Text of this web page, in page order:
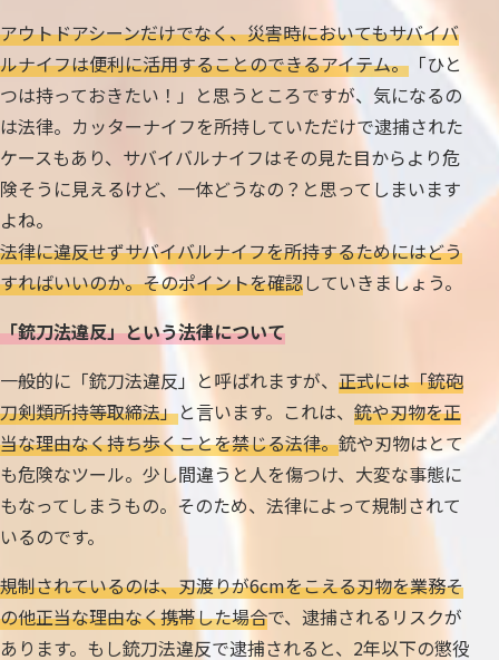
アウトドアシーンだけでなく、災害時においてもサバイバ
ルナイフは便利に活用することのできるアイテム。 「ひと
つは持っておきたい！」と思うところですが、気になるの
は法律。カッターナイフを所持していただけで逮捕された
ケースもあり、サバイバルナイフはその見た目からより危
険そうに見えるけど、一体どうなの？と思ってしまいます
よね。
法律に違反せずサバイバルナイフを所持するためにはどう
すればいいのか。そのポイントを確認していきましょう。
「銃刀法違反」という法律について
一般的に「銃刀法違反」と呼ばれますが、 正式には「銃砲
刀剣類所持等取締法」と言います。これは、 銃や刃物を正
当な理由なく持ち歩くことを禁じる法律。銃や刃物はとて
も危険なツール。少し間違うと人を傷つけ、大変な事態に
もなってしまうもの。そのため、法律によって規制されて
いるのです。
規制されているのは、刃渡りが6cmをこえる刃物を業務そ
の他正当な理由なく携帯した場合で、逮捕されるリスクが
あります。もし銃刀法違反で逮捕されると、2年以下の懲役